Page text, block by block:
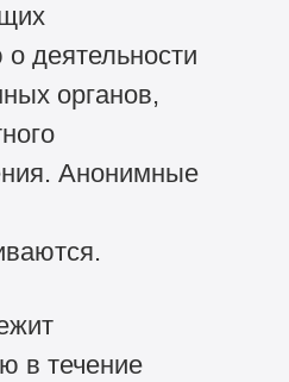
деятельности
органов,
Анонимные
в течение